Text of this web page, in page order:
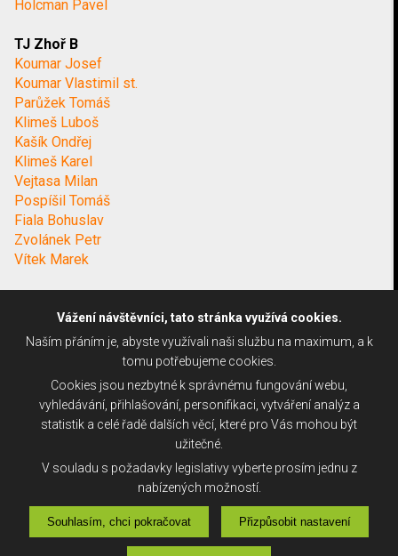
Holcman Pavel
TJ Zhoř B
Koumar Josef
Koumar Vlastimil st.
Parůžek Tomáš
Klimeš Luboš
Kašík Ondřej
Klimeš Karel
Vejtasa Milan
Pospíšil Tomáš
Fiala Bohuslav
Zvolánek Petr
Vítek Marek
Vážení návštěvníci, tato stránka využívá cookies.
Naším přáním je, abyste využívali naši službu na maximum, a k
tomu potřebujeme cookies.
Cookies jsou nezbytné k správnému fungování webu,
vyhledávání, přihlašování, personifikaci, vytváření analýz a
statistik a celé řadě dalších věcí, které pro Vás mohou být
užitečné.
V souladu s požadavky legislativy vyberte prosím jednu z
nabízených možností.
Souhlasím, chci pokračovat Přizpůsobit nastavení